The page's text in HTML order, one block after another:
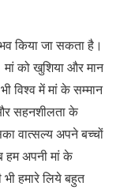
किया जा सकता है।
मां को खुशिया और मान
विश्व में मां के सम्मान
और सहनशीलता के
वात्सल्य अपने बच्चों
हम अपनी मां के
हमारे लिये बहुत